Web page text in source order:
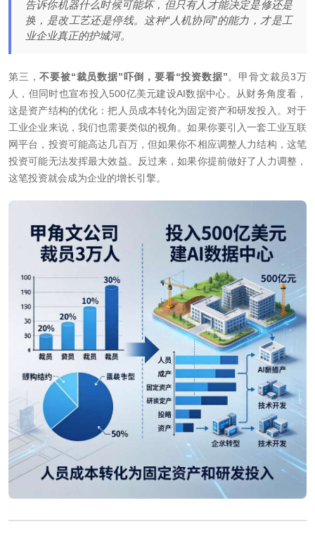
告诉你机器什么时候可能坏，但只有人才能决定是修还是
换，是改工艺还是停线。这种“人机协同”的能力，才是工
业企业真正的护城河。
第三，不要被“裁员数据”吓倒，要看“投资数据”。甲骨文裁员3万
人，但同时也宣布投入500亿美元建设AI数据中心。从财务角度看，
这是资产结构的优化：把人员成本转化为固定资产和研发投入。对于
工业企业来说，我们也需要类似的视角。如果你要引入一套工业互联
网平台，投资可能高达几百万，但如果你不相应调整人力结构，这笔
投资可能无法发挥最大效益。反过来，如果你提前做好了人力调整，
这笔投资就会成为企业的增长引擎。